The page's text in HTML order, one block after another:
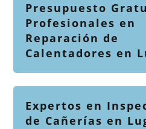
Presupuesto
Profesionales en
Reparación de
Calentadores en
Expertos en
de Cañerías en